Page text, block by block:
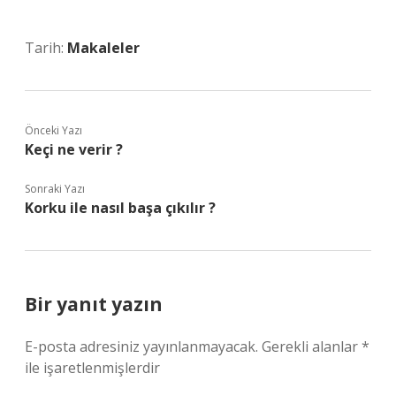
Tarih: Makaleler
Önceki Yazı
Keçi ne verir ?
Sonraki Yazı
Korku ile nasıl başa çıkılır ?
Bir yanıt yazın
E-posta adresiniz yayınlanmayacak. Gerekli alanlar*
ile işaretlenmişlerdir